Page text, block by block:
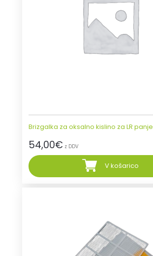
Brizgalka za oksalno kislino za LR panje
54,00€ z DDV
V košarico